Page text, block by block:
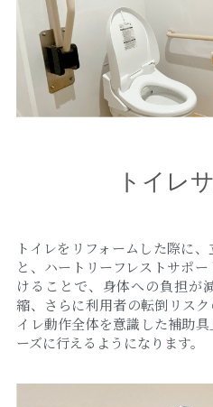
トイレ
トイレをリフォームした際に
と、ハートリーフレストサポ
けることで、身体への負担が
縮、さらに利用者の転倒リス
イレ動作全体を意識した補助
ーズに行えるようになります。